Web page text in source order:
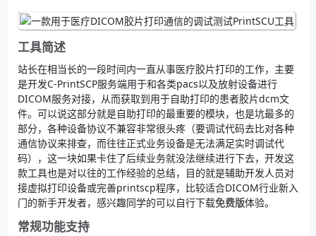
工具简述
站长在相当长的一段时间内一直从事医疗胶片打印的工作，主要
是开发C-PrintSCP服务端用于和各类pacs以及放射设备进行
DICOM服务对接，从而获取到用于自助打印的患者胶片dcm文
件。可以说这部分就是自助打印的最重要的模块，也是坑最多的
部分，各种设备协议不兼容非常很头疼（要调试代码去比对各种
通信协议来排查，而往往正式业务设备是无法满足实时调试代
码），这一块如果卡住了后续业务就没法继续进行下去，开发这
款工具也是对以往的工作经验的总结，目的就是辅助开发人员对
接虚拟打印设备或完善printscp程序，比较适合DICOM行业新入
门的新手开发者，感兴趣同学的可以自行下载免费版体验。
常规功能支持